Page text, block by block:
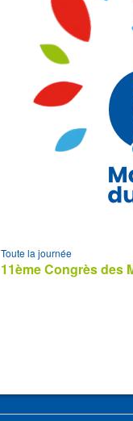
11ème Congrès des
Toute la journée